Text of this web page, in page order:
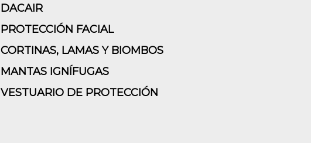
DACAIR
PROTECCIÓN FACIAL
CORTINAS, LAMAS Y BIOMBOS
MANTAS IGNÍFUGAS
VESTUARIO DE PROTECCIÓN